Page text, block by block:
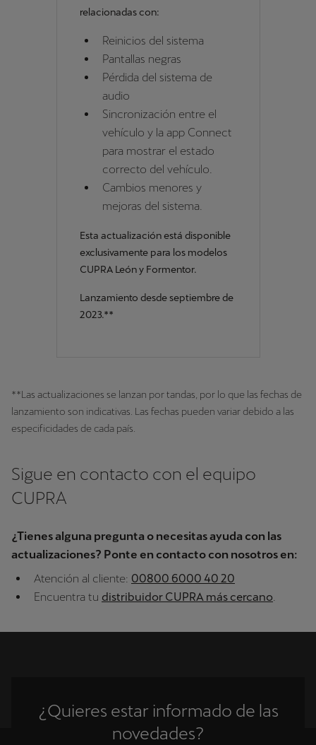
relacionadas con:
Reinicios del sistema
Pantallas negras
Pérdida del sistema de
audio
Sincronización entre el
vehículo y la app Connect
para mostrar el estado
correcto del vehículo.
Cambios menores y
mejoras del sistema.
Esta actualización está disponible
exclusivamente para los modelos
CUPRA León y Formentor.
Lanzamiento desde septiembre de
2023.**
**Las actualizaciones se lanzan por tandas, por lo que las fechas de
lanzamiento son indicativas. Las fechas pueden variar debido a las
especificidades de cada país.
Sigue en contacto con el equipo
CUPRA
¿Tienes alguna pregunta o necesitas ayuda con las
actualizaciones? Ponte en contacto con nosotros en:
Atención al cliente: 00800 6000 40 20
Encuentra tu distribuidor CUPRA más cercano.
¿Quieres estar informado de las
novedades?